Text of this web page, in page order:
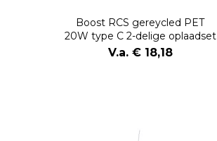
Boost RCS gereycled PET
20W type C 2-delige oplaadset
V.a. € 18,18